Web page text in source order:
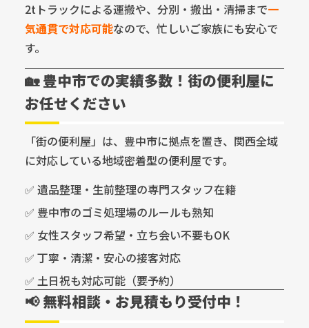
2tトラックによる運搬や、分別・搬出・清掃まで一
気通貫で対応可能なので、忙しいご家族にも安心で
す。
🏡 豊中市での実績多数！街の便利屋に
お任せください
「街の便利屋」は、豊中市に拠点を置き、関西全域
に対応している地域密着型の便利屋です。
✅ 遺品整理・生前整理の専門スタッフ在籍
✅ 豊中市のゴミ処理場のルールも熟知
✅ 女性スタッフ希望・立ち会い不要もOK
✅ 丁寧・清潔・安心の接客対応
✅ 土日祝も対応可能（要予約）
📢 無料相談・お見積もり受付中！